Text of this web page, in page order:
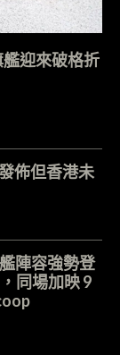
艦迎來破格折
佈但香港未
陣容強勢登
同場加映 9